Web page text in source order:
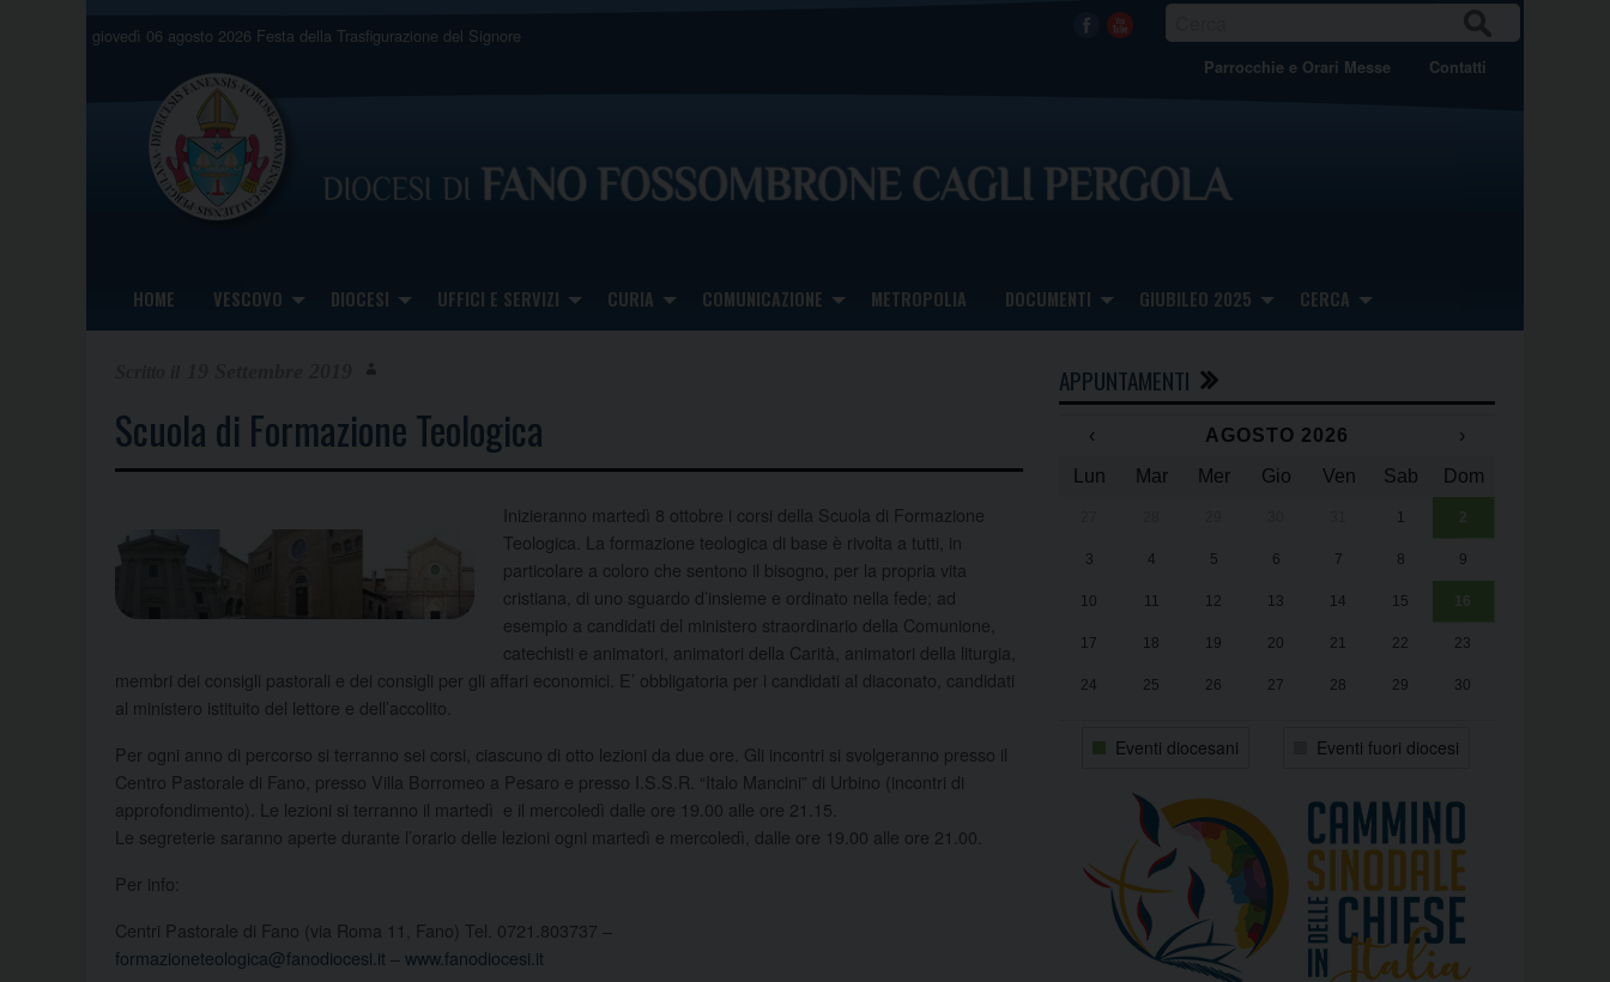
giovedì 06 agosto 2026 Festa della Trasfigurazione del Signore Facebook
Youtube CA
Parrocchie e Orari Messe Contatti
HOME VESCOVO DIOCESI UFFICI E SERVIZI CURIA COMUNICAZIONE METROPOLIA DOCUMENTI GIUBILEO 2025 CERCA
Scuola di Formazione Teologica
Inizieranno martedì 8 ottobre i corsi della Scuola di Formazione
Teologica. La formazione teologica di base è rivolta a tutti, in
particolare a coloro che sentono il bisogno, per la propria vita
cristiana, di uno sguardo d’insieme e ordinato nella fede; ad
esempio a candidati del ministero straordinario della Comunione,
catechisti e animatori, animatori della Carità, animatori della liturgia,
membri dei consigli pastorali e dei consigli per gli affari economici. E’ obbligatoria per i candidati al diaconato, candidati
al ministero istituito del lettore e dell’accolito.
Per ogni anno di percorso si terranno sei corsi, ciascuno di otto lezioni da due ore. Gli incontri si svolgeranno presso il
Centro Pastorale di Fano, presso Villa Borromeo a Pesaro e presso I.S.S.R. “Italo Mancini” di Urbino (incontri di
approfondimento). Le lezioni si terranno il martedì e il mercoledì dalle ore 19.00 alle ore 21.15.
Le segreterie saranno aperte durante l’orario delle lezioni ogni martedì e mercoledì, dalle ore 19.00 alle ore 21.00.
Per info:
Centri Pastorale di Fano (via Roma 11, Fano) Tel. 0721.803737 –
formazioneteologica@fanodiocesi.it –www.fanodiocesi.it
APPUNTAMENTI
‹ AGOSTO 2026
›
Lun
Mar Mer Gio Ven Sab Dom
1 2
3 4 5 6 7 8 9
10 11 12 13 14 15 16
17 18 19 20 21 22 23
24 25 26 27 28 29 30
Eventi diocesani Eventi fuori diocesi